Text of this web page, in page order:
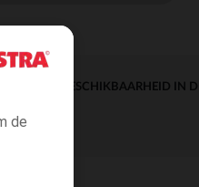
de
DIRECTE BESCHIKBAARHEID IN